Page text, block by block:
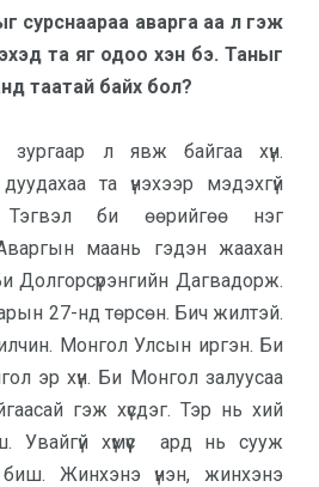
сурс­наа­раа аварга аа л гэж
та яг одоо хэн бэ. Таныг
таатай байх бол?
зургаар л явж байгаа хүн.
та үнэхээр мэдэхгүй
би өөрийгөө нэг
маань гэдэн жаахан
Долгорсүрэнгийн Дагвадорж.
27-нд төрсөн. Бич жилтэй.
Монгол Улсын иргэн. Би
эр хүн. Би Монгол залуусаа
гэж хүсдэг. Тэр нь хий
Увайгүй хүмүүс ард нь сууж
Жин­хэнэ үнэн, жинхэнэ